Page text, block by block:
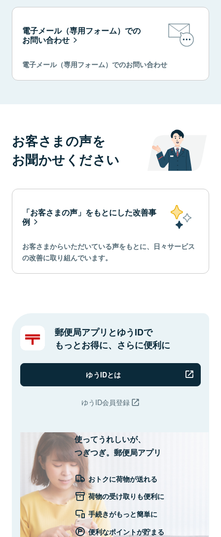
電子メール（専用フォーム）での
お問い合わせ
電子メール（専用フォーム）でのお問い合わせ
お客さまの声を
お聞かせください
「お客さまの声」をもとにした改善事
例
お客さまからいただいている声をもとに、日々サービス
の改善に取り組んでいます。
郵便局アプリとゆうIDで
もっとお得に、さらに便利に
ゆうIDとは
ゆうID会員登録
使ってうれしいが、
つぎつぎ。郵便局アプリ
おトクに荷物が送れる
荷物の受け取りも便利に
手続きがもっと簡単に
便利なポイントが貯まる